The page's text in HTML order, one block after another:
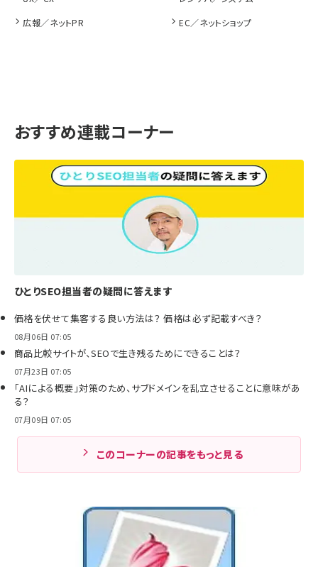
広報／ネットPR
EC／ネットショップ
おすすめ連載コーナー
ひとりSEO担当者の疑問に答えます
価格を伏せて集客する良い方法は？ 価格は必ず記載すべき？
08月06日 07:05
商品比較サイトが、SEOで生き残るためにできることは？
07月23日 07:05
「AIによる概要」対策のため、サブドメインを乱立させることに意味があ
る？
07月09日 07:05
このコーナーの記事をもっと見る